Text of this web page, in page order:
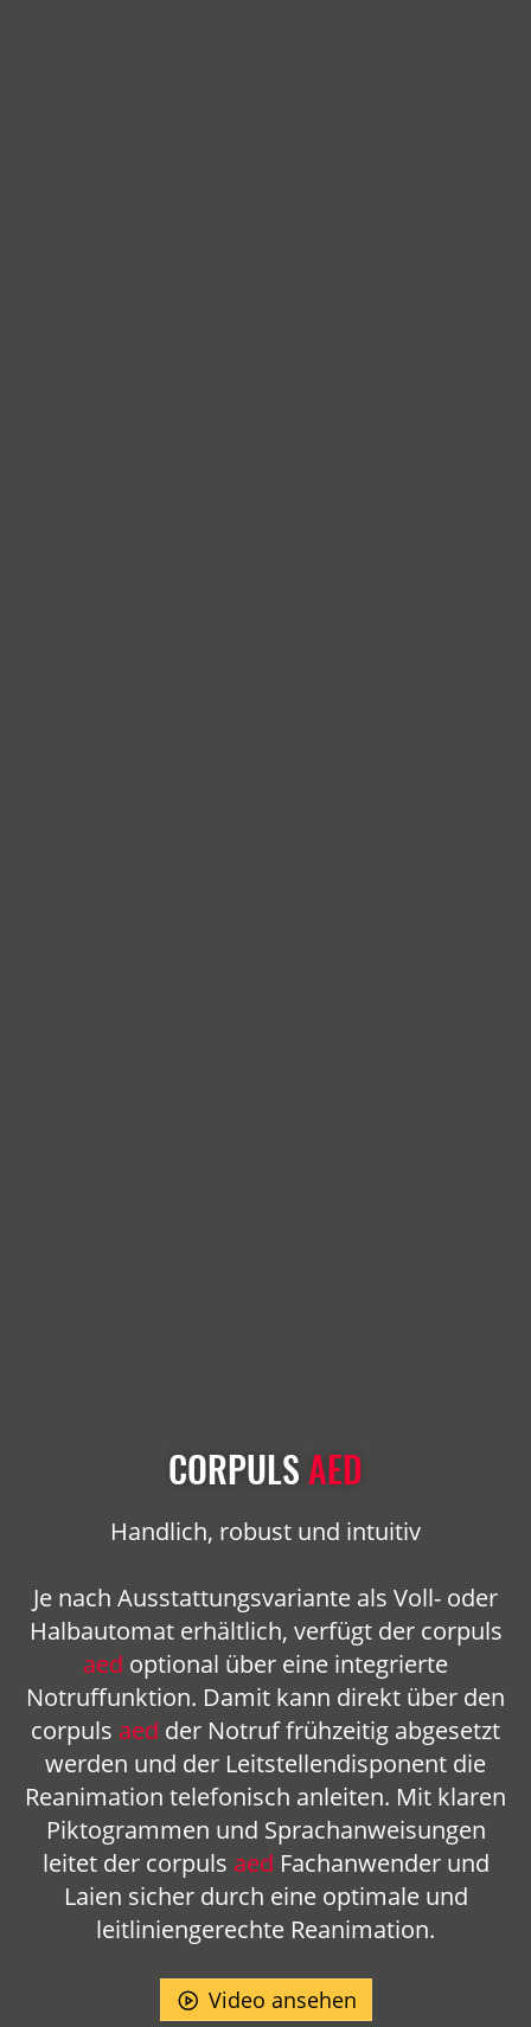
CORPULS AED
Handlich, robust und intuitiv
Je nach Ausstattungsvariante als Voll- oder
Halbautomat erhältlich, verfügt der corpuls
aed optional über eine integrierte
Notruffunktion. Damit kann direkt über den
corpuls aed der Notruf frühzeitig abgesetzt
werden und der Leitstellendisponent die
Reanimation telefonisch anleiten. Mit klaren
Piktogrammen und Sprachanweisungen
leitet der corpuls aed Fachanwender und
Laien sicher durch eine optimale und
leitliniengerechte Reanimation.
Video ansehen